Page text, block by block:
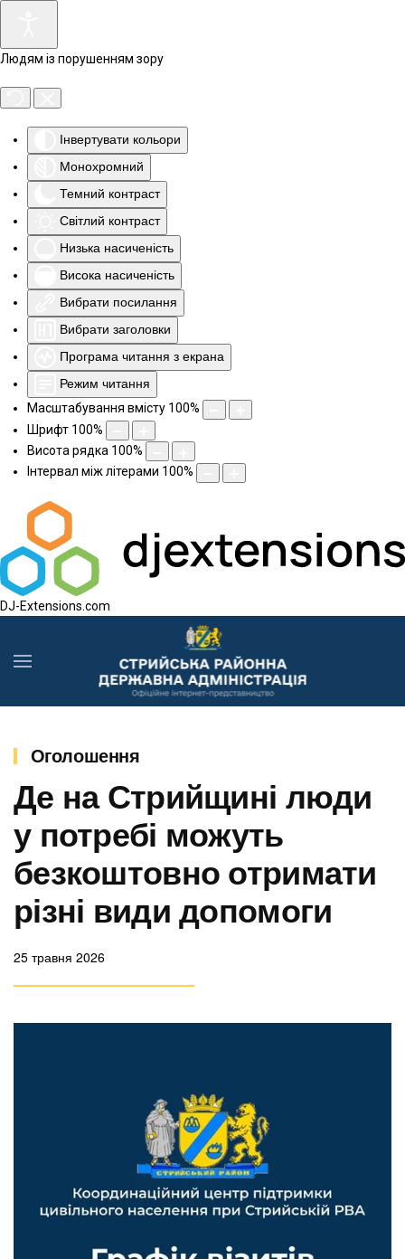
Людям із порушенням зору
Інвертувати кольори
Монохромний
Темний контраст
Світлий контраст
Низька насиченість
Висока насиченість
Вибрати посилання
Вибрати заголовки
Програма читання з екрана
Режим читання
Масштабування вмісту 100%
Шрифт 100%
Висота рядка 100%
Інтервал між літерами 100%
DJ-Extensions.com
Оголошення
Де на Стрийщині люди
у потребі можуть
безкоштовно отримати
різні види допомоги
25 травня 2026